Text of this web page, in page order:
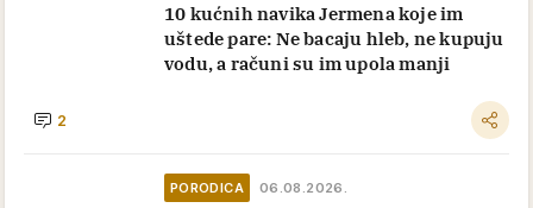
10 kućnih navika Jermena koje im
uštede pare: Ne bacaju hleb, ne kupuju
vodu, a računi su im upola manji
2
PORODICA 06.08.2026.